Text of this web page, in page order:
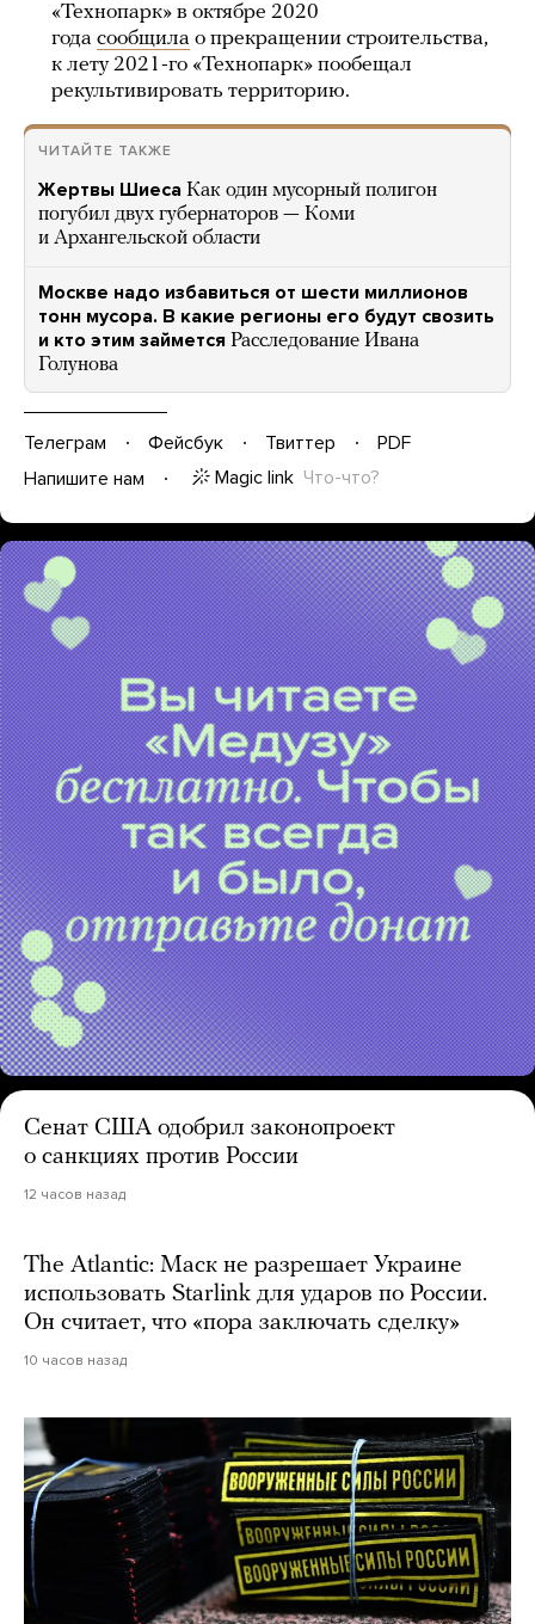
«Технопарк» в октябре 2020
года сообщила о прекращении строительства,
к лету 2021-го «Технопарк» пообещал
рекультивировать территорию.
ЧИТАЙТЕ ТАКЖЕ
Жертвы Шиеса Как один мусорный полигон
погубил двух губернаторов — Коми
и Архангельской области
Москве надо избавиться от шести миллионов
тонн мусора. В какие регионы его будут свозить
и кто этим займется Расследование Ивана
Голунова
Телеграм Фейсбук Твиттер
PDF
Напишите нам
Magic link Что-что?
Сенат США одобрил законопроект
о санкциях против России
12 часов назад
The Atlantic: Маск не разрешает Украине
использовать Starlink для ударов по России.
Он считает, что «пора заключать сделку»
10 часов назад